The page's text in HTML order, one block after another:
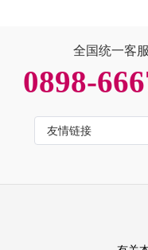
全国统一客
0898-